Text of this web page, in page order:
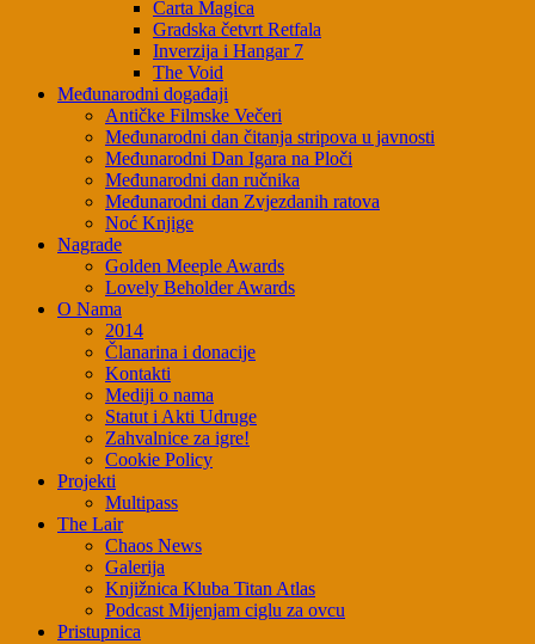
Carta Magica
Gradska četvrt Retfala
Inverzija i Hangar 7
The Void
Međunarodni događaji
Antičke Filmske Večeri
Međunarodni dan čitanja stripova u javnosti
Međunarodni Dan Igara na Ploči
Međunarodni dan ručnika
Međunarodni dan Zvjezdanih ratova
Noć Knjige
Nagrade
Golden Meeple Awards
Lovely Beholder Awards
O Nama
2014
Članarina i donacije
Kontakti
Mediji o nama
Statut i Akti Udruge
Zahvalnice za igre!
Cookie Policy
Projekti
Multipass
The Lair
Chaos News
Galerija
Knjižnica Kluba Titan Atlas
Podcast Mijenjam ciglu za ovcu
Pristupnica